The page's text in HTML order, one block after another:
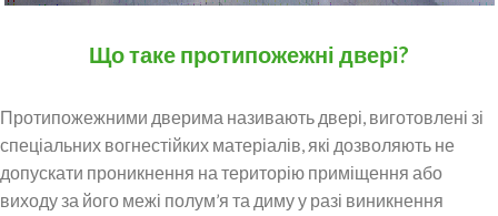
Що таке протипожежні двері?
Протипожежними дверима називають двері, виготовлені зі
спеціальних вогнестійких матеріалів, які дозволяють не
допускати проникнення на територію приміщення або
виходу за його межі полум’я та диму у разі виникнення